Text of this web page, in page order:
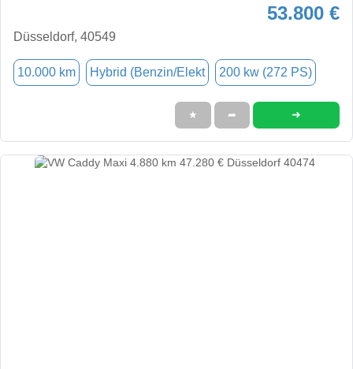
53.800 €
Düsseldorf, 40549
10.000 km Hybrid (Benzin/Elekt 200 kw (272 PS)
★ ➦ ➜